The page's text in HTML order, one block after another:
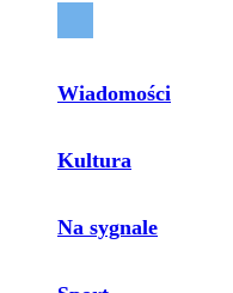
Wiadomości
Kultura
Na sygnale